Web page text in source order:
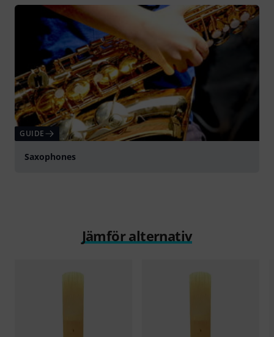
GUIDE
Saxophones
Jämför alternativ